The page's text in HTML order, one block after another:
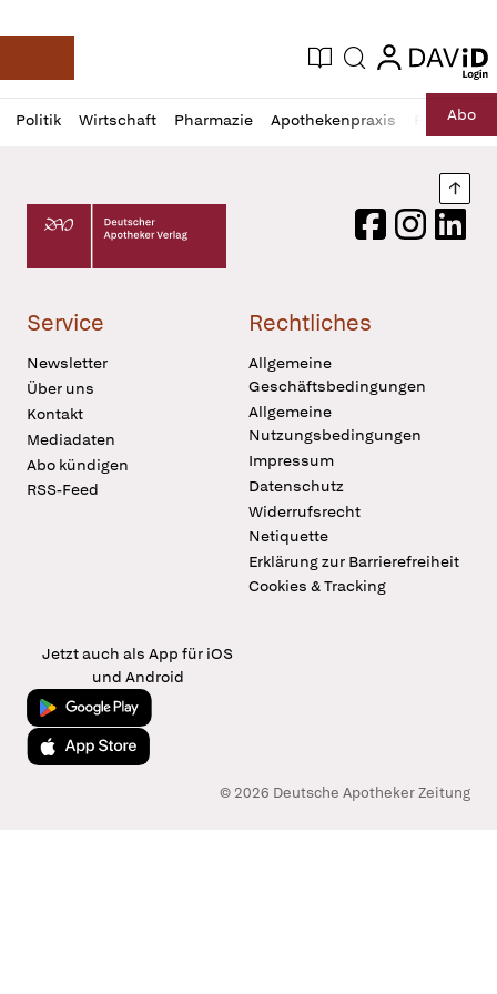
Deutsche Apotheker Zeitung
Aktuelle Ausgabe
Suche login
login
Politik Wirtschaft Pharmazie Apothekenpraxis RechtAbo
Profil
öffnen
Daz
Pur
Deutscher Apotheker Verlag Logo
FacebookInstagram
Service
Newsletter
Über uns
Kontakt
Mediadaten
Abo kündigen
RSS-Feed
Rechtliches
Allgemeine
Geschäftsbedingungen
Allgemeine
Nutzungsbedingungen
Impressum
Datenschutz
Widerrufsrecht
Netiquette
Erklärung zur Barrierefreiheit
Cookies & Tracking
Jetzt auch als App für iOS
und Android
Jetzt bei Google Play
Laden im App Store
© 2026 Deutsche Apotheker Zeitung